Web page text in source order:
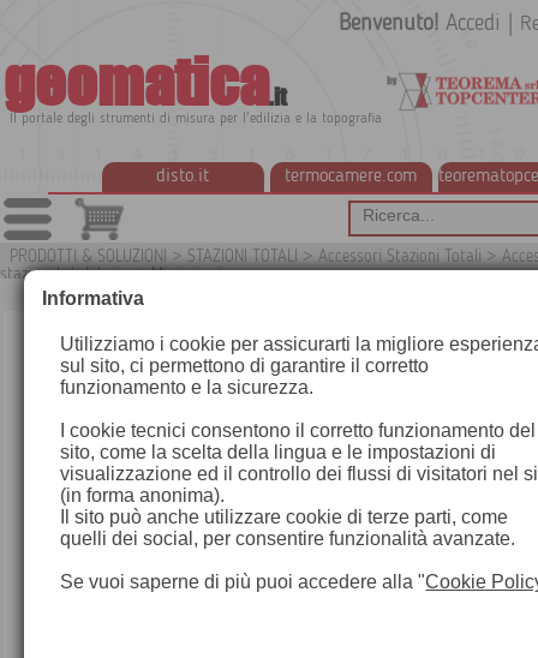
geomatica.it
Il portale degli strumenti di misura per l'edilizia e la topografia
disto.it termocamere.com
Benvenuto! Accedi
PRODOTTI & SOLUZIONI > STAZIONI TOTALI > Accessori Stazioni Totali >
stazioni totali Leica>Miniprismi
Informativa
Utilizziamo i cookie per assicurarti la migliore
sul sito, ci permettono di garantire il corretto
funzionamento e la sicurezza.
I cookie tecnici consentono il corretto funzionamento del
sito, come la scelta della lingua e le impostazioni di
visualizzazione ed il controllo dei flussi di visitatori nel
(in forma anonima).
Il sito può anche utilizzare cookie di terze parti, come
quelli dei social, per consentire funzionalità avanzate.
Se vuoi saperne di più puoi accedere alla "Cookie